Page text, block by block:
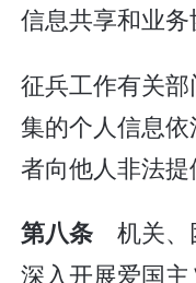
信息共享和业务
征兵工作有关
集的个人信息
者向他人非法提
第八条 机关、
深入开展爱国